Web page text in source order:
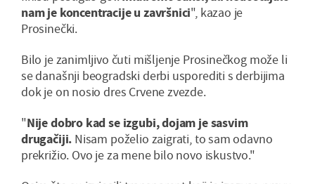
nam je koncentracije u završnici", kazao je
Prosinečki.
Bilo je zanimljivo čuti mišljenje Prosinečkog može li
se današnji beogradski derbi usporediti s derbijima
dok je on nosio dres Crvene zvezde.
"Nije dobro kad se izgubi, dojam je sasvim
drugačiji. Nisam poželio zaigrati, to sam odavno
prekrižio. Ovo je za mene bilo novo iskustvo."